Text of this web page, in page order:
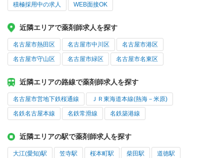
積極採用中の求人 WEB面接OK
近隣エリアで薬剤師求人を探す
名古屋市熱田区 名古屋市中川区 名古屋市港区
名古屋市守山区 名古屋市緑区 名古屋市名東区
近隣エリアの路線で薬剤師求人を探す
名古屋市営地下鉄桜通線 ＪＲ東海道本線(熱海－米原)
名鉄名古屋本線 名鉄常滑線 名鉄築港線
近隣エリアの駅で薬剤師求人を探す
大江(愛知)駅 笠寺駅 桜本町駅 柴田駅 道徳駅